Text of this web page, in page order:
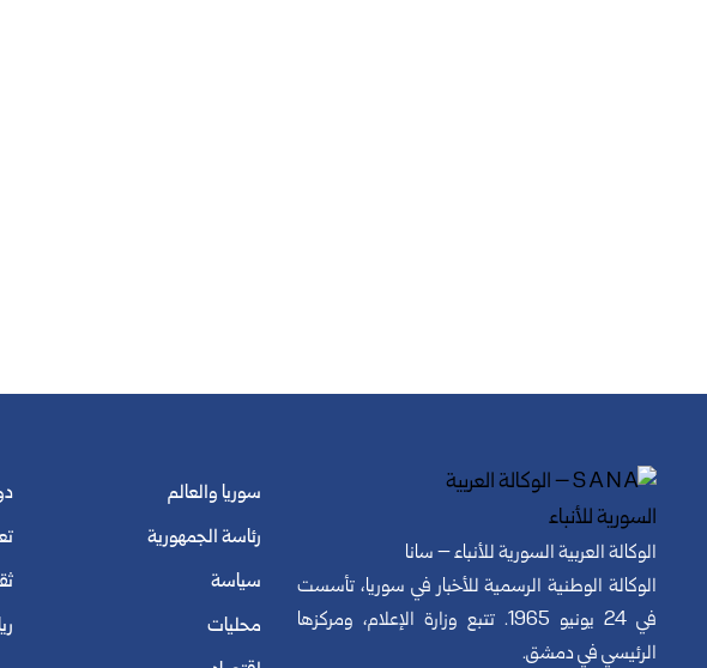
الوكالة العربية السورية للأنباء – سانا
الوكالة الوطنية الرسمية للأخبار في سوريا، تأسست
في 24 يونيو 1965. تتبع وزارة الإعلام، ومركزها
الرئيسي في دمشق.
سوريا والعالم
رئاسة الجمهورية
سياسة
محليات